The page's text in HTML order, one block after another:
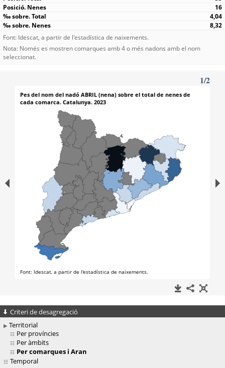
16
4,04
8,32
Font: Idescat, a partir de l'estadística de naixements.
Nota: Només es mostren comarques amb 4 o més nadons amb el nom
seleccionat.
Criteri de desagregació
Territorial
Per províncies
Per àmbits
Per comarques i Aran
Temporal